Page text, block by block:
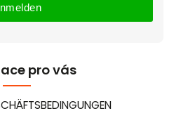
pro vás